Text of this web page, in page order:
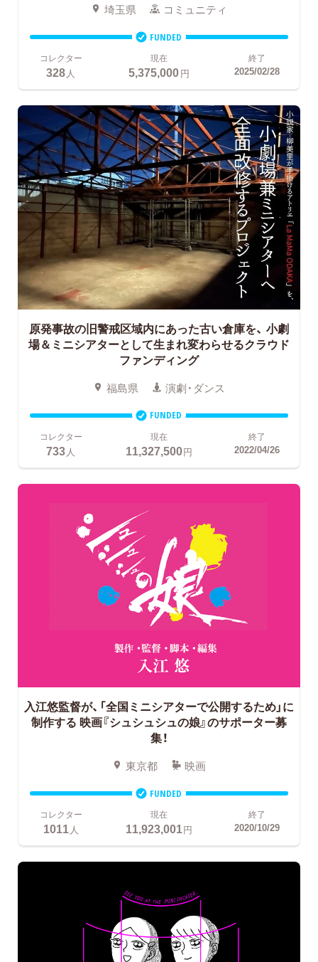
埼玉県 コミュニティ
FUNDED
コレクター
328人
現在
5,375,000円
終了
2025/02/28
原発事故の旧警戒区域内にあった古い倉庫を、 小劇
場＆ミニシアターとして生まれ変わらせるクラウド
ファンディング
福島県 演劇・ダンス
FUNDED
コレクター
733 人
現在
11,327,500円
終了
2022/04/26
入江悠監督が、「全国ミニシアターで公開するため」に
制作する 映画『シュシュシュの娘』のサポーター募
集！
東京都 映画
FUNDED
コレクター
1011人
現在
11,923,001円
終了
2020/10/29